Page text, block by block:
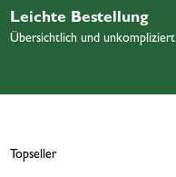
Leichte Bestellung
Übersichtlich und unkompliziert
Topseller